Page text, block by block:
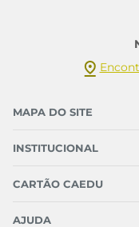
MAPA DO SITE
INSTITUCIONAL
CARTÃO CAEDU
AJUDA